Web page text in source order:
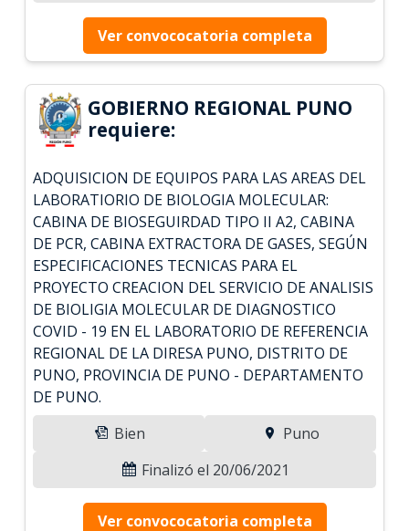
Ver convococatoria completa
GOBIERNO REGIONAL PUNO
requiere:
ADQUISICION DE EQUIPOS PARA LAS AREAS DEL
LABORATIORIO DE BIOLOGIA MOLECULAR:
CABINA DE BIOSEGUIRDAD TIPO II A2, CABINA
DE PCR, CABINA EXTRACTORA DE GASES, SEGÚN
ESPECIFICACIONES TECNICAS PARA EL
PROYECTO CREACION DEL SERVICIO DE ANALISIS
DE BIOLIGIA MOLECULAR DE DIAGNOSTICO
COVID - 19 EN EL LABORATORIO DE REFERENCIA
REGIONAL DE LA DIRESA PUNO, DISTRITO DE
PUNO, PROVINCIA DE PUNO - DEPARTAMENTO
DE PUNO.
Bien
Puno
Finalizó el 20/06/2021
Ver convococatoria completa